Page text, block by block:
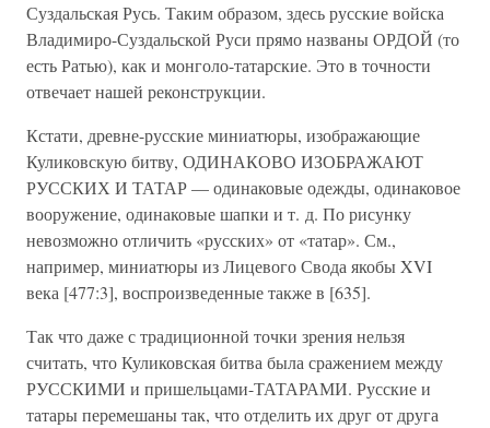
Суздальская Русь. Таким образом, здесь русские войска
Владимиро-Суздальской Руси прямо названы ОРДОЙ (то
есть Ратью), как и монголо-татарские. Это в точности
отвечает нашей реконструкции.
Кстати, древне-русские миниатюры, изображающие
Куликовскую битву, ОДИНАКОВО ИЗОБРАЖАЮТ
РУССКИХ И ТАТАР — одинаковые одежды, одинаковое
вооружение, одинаковые шапки и т. д. По рисунку
невозможно отличить «русских» от «татар». См.,
например, миниатюры из Лицевого Свода якобы XVI
века [477:3], воспроизведенные также в [635].
Так что даже с традиционной точки зрения нельзя
считать, что Куликовская битва была сражением между
РУССКИМИ и пришельцами-ТАТАРАМИ. Русские и
татары перемешаны так, что отделить их друг от друга